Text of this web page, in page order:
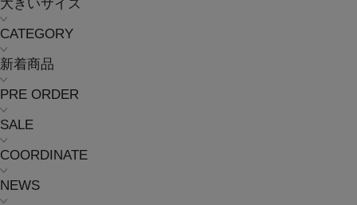
大きいサイズ
CATEGORY
新着商品
PRE ORDER
SALE
COORDINATE
NEWS